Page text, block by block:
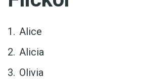
Alice
Alicia
Olivia